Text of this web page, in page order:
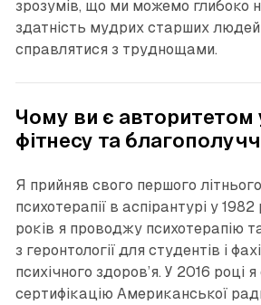
зрозумів, що ми можемо глибоко
здатність мудрих старших
справлятися з труднощами.
Чому ви є авторитетом
фітнесу та
Я прийняв свого першого
психотерапії в аспірантурі у
років я проводжу психотерапію
з геронтології для студентів і
психічного здоров’я. У 2016 році
сертифікацію Американської